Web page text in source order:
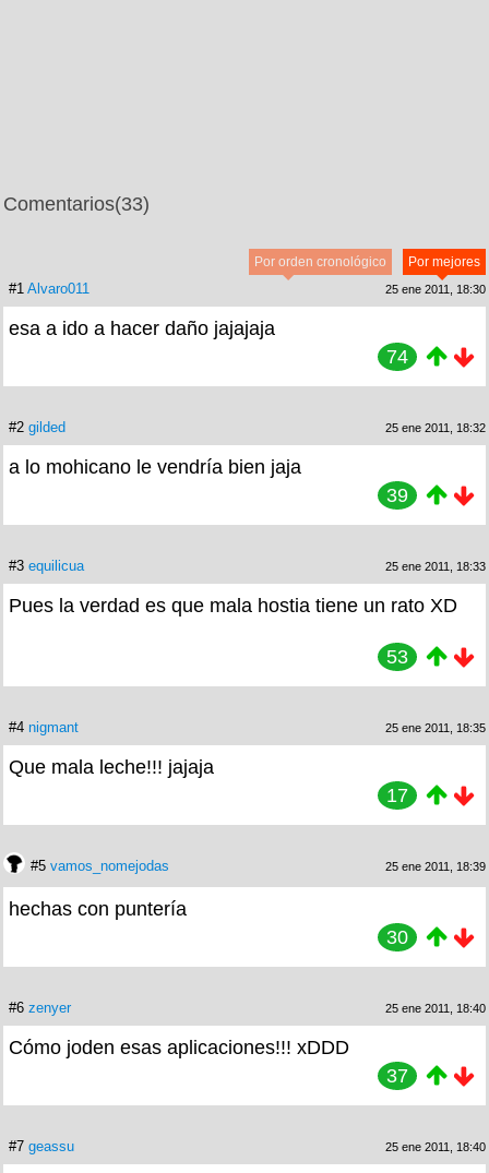
Comentarios(33)
Por mejores
Por orden cronológico
#1 Alvaro011 25 ene 2011, 18:30
esa a ido a hacer daño jajajaja
74
#2 gilded 25 ene 2011, 18:32
a lo mohicano le vendría bien jaja
39
#3 equilicua 25 ene 2011, 18:33
Pues la verdad es que mala hostia tiene un rato XD
53
#4 nigmant 25 ene 2011, 18:35
Que mala leche!!! jajaja
17
#5 vamos_nomejodas 25 ene 2011, 18:39
hechas con puntería
30
#6 zenyer 25 ene 2011, 18:40
Cómo joden esas aplicaciones!!! xDDD
37
#7 geassu 25 ene 2011, 18:40